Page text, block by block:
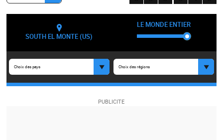
SOUTH EL MONTE (US)
LE MONDE ENTIER
Choix des pays Choix des régions